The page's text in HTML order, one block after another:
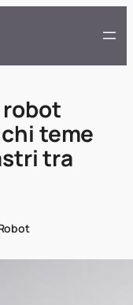
teme
tra